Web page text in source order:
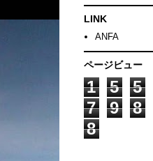
LINK
ANFA
ページビュー
1 5
5
7
9
8
8